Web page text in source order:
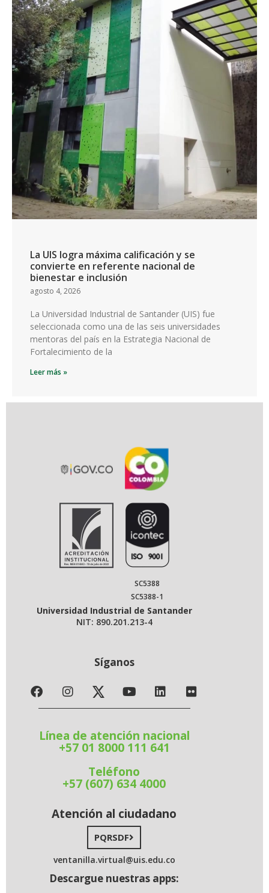
La UIS logra máxima calificación y se
convierte en referente nacional de
bienestar e inclusión
agosto 4, 2026
La Universidad Industrial de Santander (UIS) fue
seleccionada como una de las seis universidades
mentoras del país en la Estrategia Nacional de
Fortalecimiento de la
Leer más »